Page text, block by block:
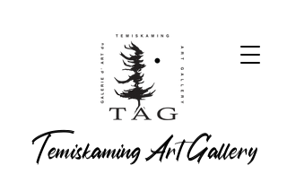
Temiskaming Art Gallery